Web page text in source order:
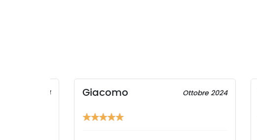
2024 Giacomo Ottobre 2024